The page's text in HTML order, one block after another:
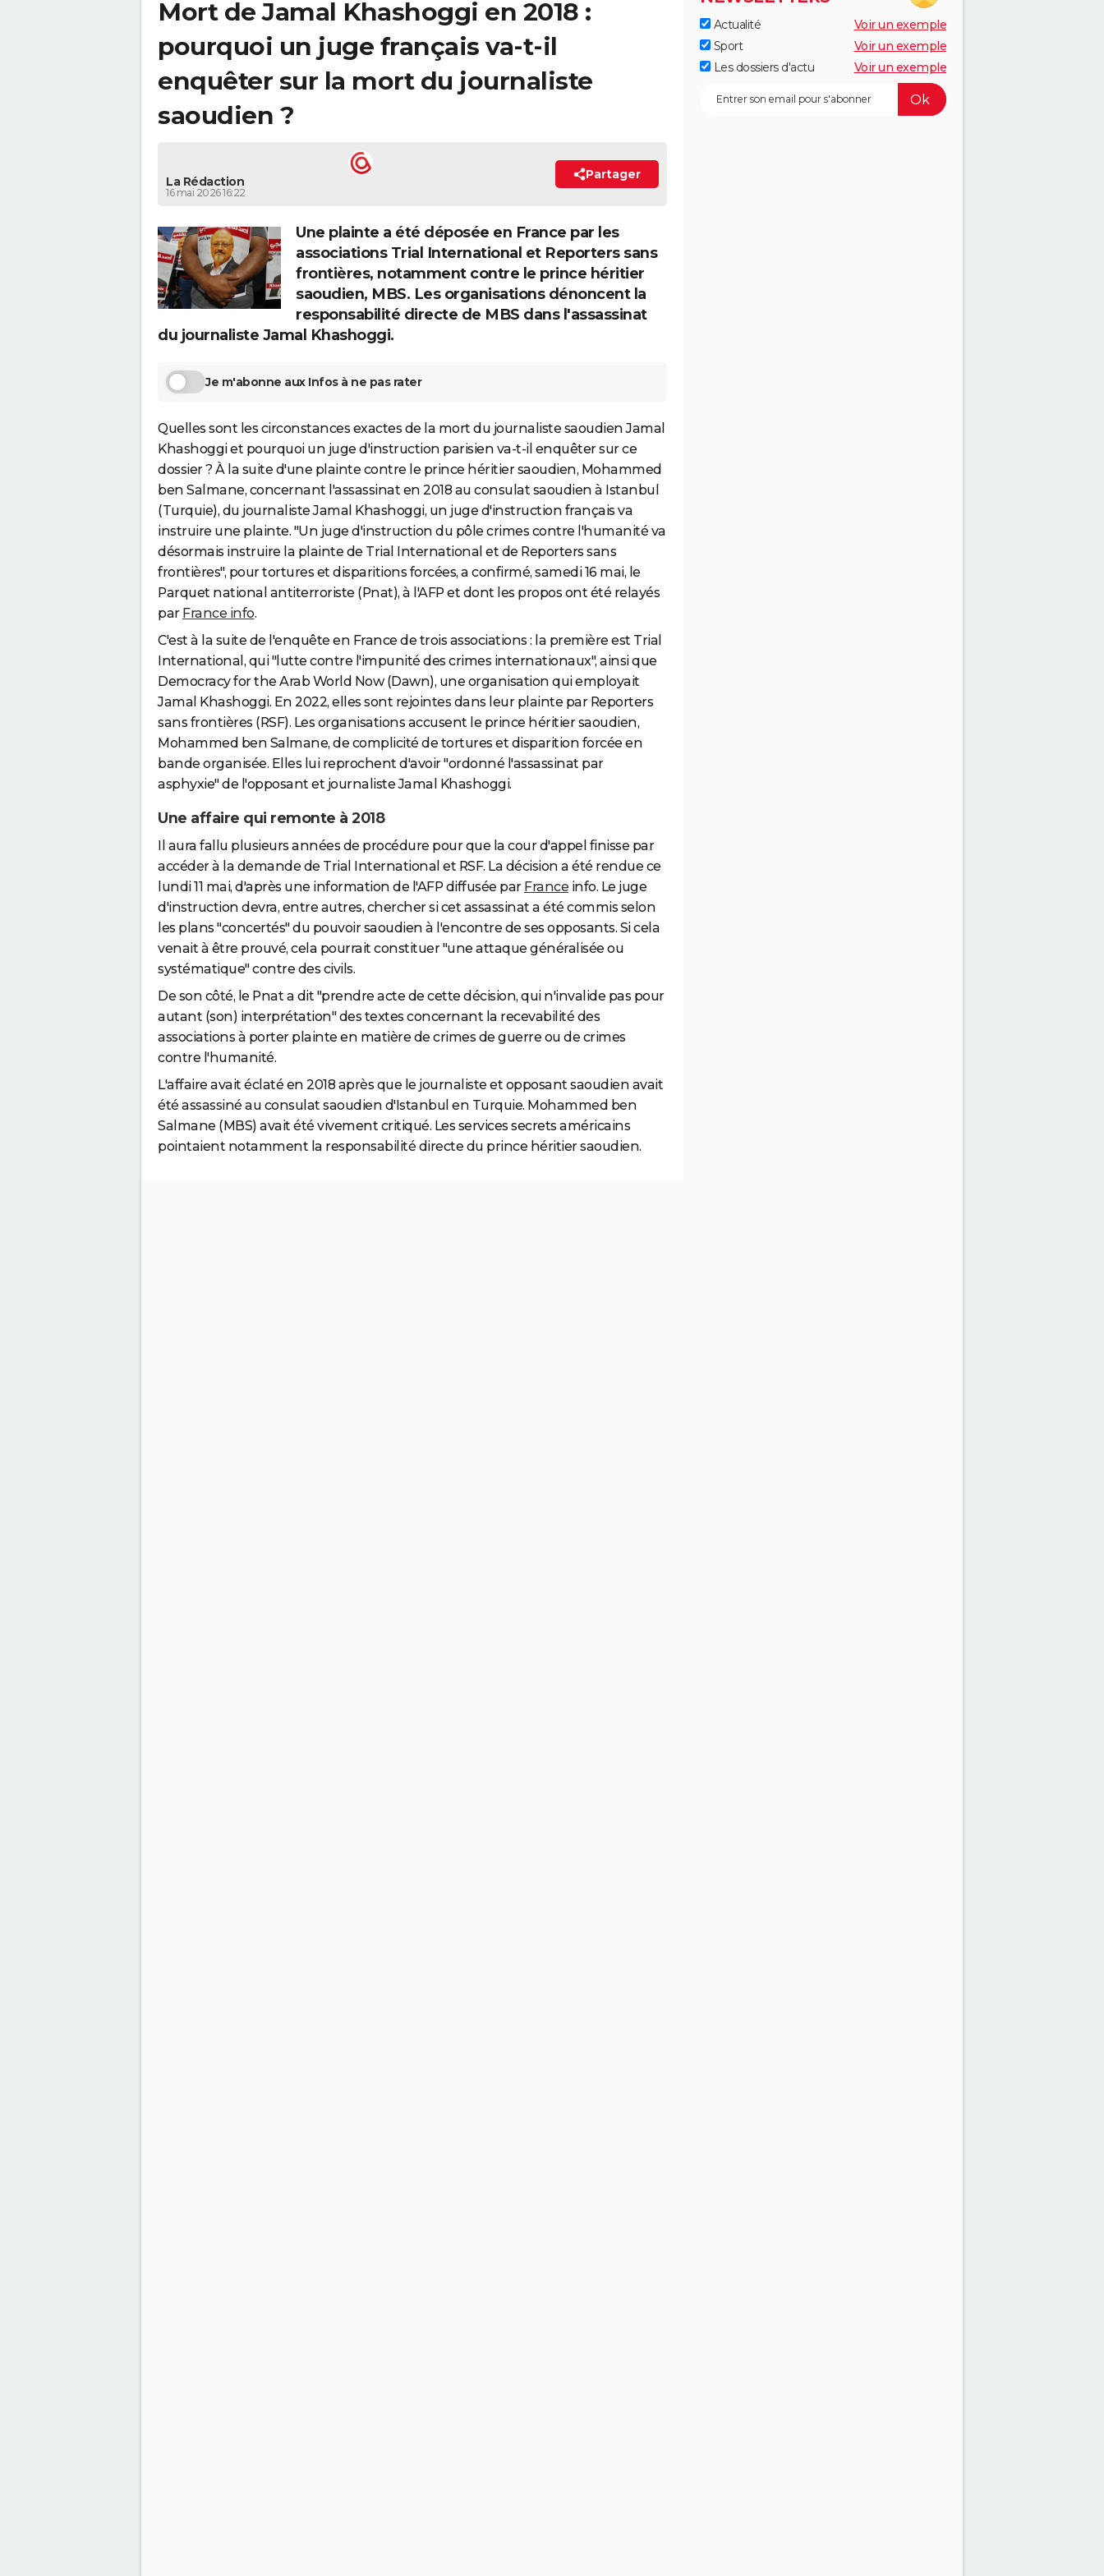
Mort de Jamal Khashoggi en 2018 :
pourquoi un juge français va-t-il
enquêter sur la mort du journaliste
saoudien ?
La Rédaction
16 mai 2026 16:22
Partager
Une plainte a été déposée en France par les
associations Trial International et Reporters sans
frontières, notamment contre le prince héritier
saoudien, MBS. Les organisations dénoncent la
responsabilité directe de MBS dans l'assassinat
du journaliste Jamal Khashoggi.
Je m'abonne aux Infos à ne pas rater
Quelles sont les circonstances exactes de la mort du journaliste saoudien Jamal
Khashoggi et pourquoi un juge d'instruction parisien va-t-il enquêter sur ce
dossier ? À la suite d'une plainte contre le prince héritier saoudien, Mohammed
ben Salmane, concernant l'assassinat en 2018 au consulat saoudien à Istanbul
(Turquie), du journaliste Jamal Khashoggi, un juge d'instruction français va
instruire une plainte. "Un juge d'instruction du pôle crimes contre l'humanité va
désormais instruire la plainte de Trial International et de Reporters sans
frontières", pour tortures et disparitions forcées, a confirmé, samedi 16 mai, le
Parquet national antiterroriste (Pnat), à l'AFP et dont les propos ont été relayés
par France info.
C'est à la suite de l'enquête en France de trois associations : la première est Trial
International, qui "lutte contre l'impunité des crimes internationaux", ainsi que
Democracy for the Arab World Now (Dawn), une organisation qui employait
Jamal Khashoggi. En 2022, elles sont rejointes dans leur plainte par Reporters
sans frontières (RSF). Les organisations accusent le prince héritier saoudien,
Mohammed ben Salmane, de complicité de tortures et disparition forcée en
bande organisée. Elles lui reprochent d'avoir "ordonné l'assassinat par
asphyxie" de l'opposant et journaliste Jamal Khashoggi.
Une affaire qui remonte à 2018
Il aura fallu plusieurs années de procédure pour que la cour d'appel finisse par
accéder à la demande de Trial International et RSF. La décision a été rendue ce
lundi 11 mai, d'après une information de l'AFP diffusée par France info. Le juge
d'instruction devra, entre autres, chercher si cet assassinat a été commis selon
les plans "concertés" du pouvoir saoudien à l'encontre de ses opposants. Si cela
venait à être prouvé, cela pourrait constituer "une attaque généralisée ou
systématique" contre des civils.
De son côté, le Pnat a dit "prendre acte de cette décision, qui n'invalide pas pour
autant (son) interprétation" des textes concernant la recevabilité des
associations à porter plainte en matière de crimes de guerre ou de crimes
contre l'humanité.
L'affaire avait éclaté en 2018 après que le journaliste et opposant saoudien avait
été assassiné au consulat saoudien d'Istanbul en Turquie. Mohammed ben
Salmane (MBS) avait été vivement critiqué. Les services secrets américains
pointaient notamment la responsabilité directe du prince héritier saoudien.
Actualité
Voir un exemple
Sport
Voir un exemple
Les dossiers d'actu
Voir un exemple